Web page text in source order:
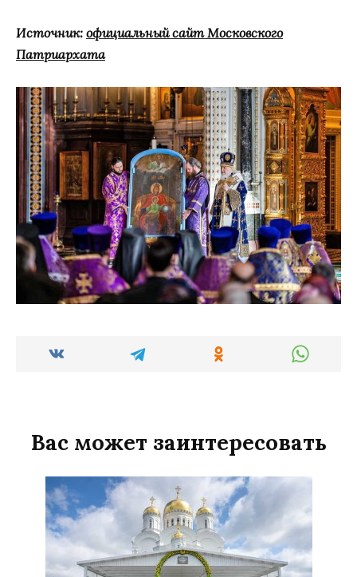
Источник: официальный сайт Московского
Патриархата
Вас может заинтересовать